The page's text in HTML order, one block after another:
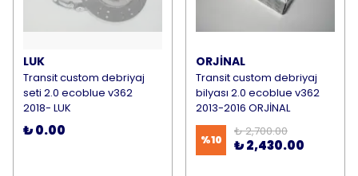
LUK
Transit custom debriyaj
seti 2.0 ecoblue v362
2018- LUK
₺ 0.00
ORJİNAL
Transit custom debriyaj
bilyası 2.0 ecoblue v362
2013-2016 ORJİNAL
%10
₺ 2,700.00
₺ 2,430.00